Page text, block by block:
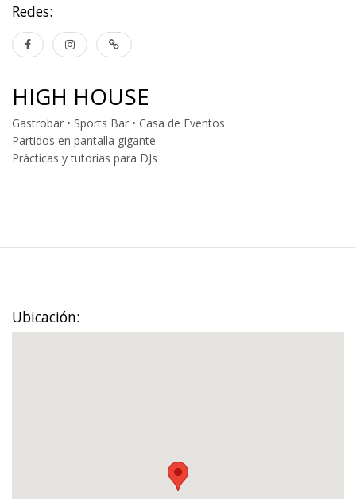
Redes:
HIGH HOUSE
Gastrobar • Sports Bar • Casa de Eventos
Partidos en pantalla gigante
Prácticas y tutorías para DJs
Ubicación: